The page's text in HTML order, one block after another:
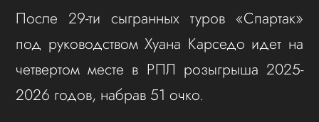
После 29-ти сыгранных туров «Спартак»
под руководством Хуана Карседо идет на
четвертом месте в РПЛ розыгрыша 2025-
2026 годов, набрав 51 очко.